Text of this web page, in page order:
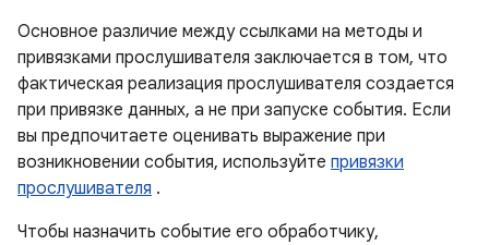
Основное различие между ссылками на методы и
привязками прослушивателя заключается в том, что
фактическая реализация прослушивателя создается
при привязке данных, а не при запуске события. Если
вы предпочитаете оценивать выражение при
возникновении события, используйте привязки
прослушивателя .
Чтобы назначить событие его обработчику,